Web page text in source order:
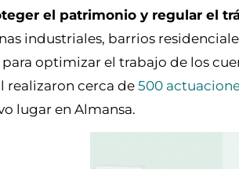
el patrimonio y regular el
industriales, barrios
optimizar el trabajo de los
realizaron cerca de500
lugar en Almansa.